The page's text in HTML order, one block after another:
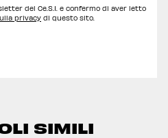
del Ce.S.I. e confermo di aver letto
privacy di questo sito.
SIMILI